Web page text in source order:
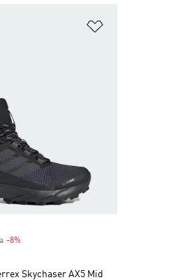
-8%
Skychaser AX5 Mid